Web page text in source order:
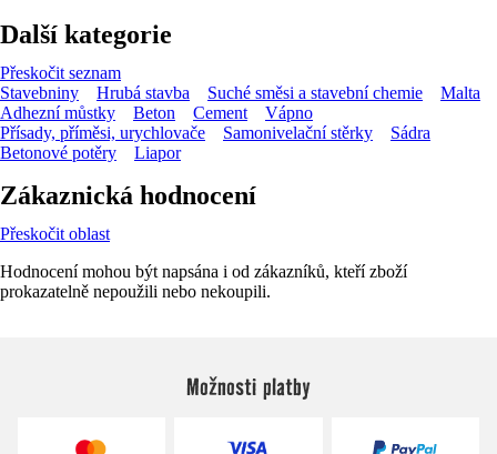
Další kategorie
Přeskočit seznam
Stavebniny
Hrubá stavba Suché směsi a stavební chemie
Malta
Adhezní můstky
Beton Cement
Vápno
Přísady, příměsi, urychlovače
Samonivelační stěrky
Sádra
Betonové potěry
Liapor
Zákaznická hodnocení
Přeskočit oblast
Hodnocení mohou být napsána i od zákazníků, kteří zboží
prokazatelně nepoužili nebo nekoupili.
Možnosti platby